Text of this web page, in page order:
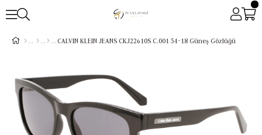
CALVIN KLEIN JEANS CKJ22610S C.001 54-18 Güneş Gözlüğü